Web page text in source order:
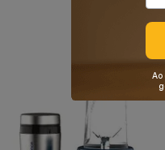
Ao